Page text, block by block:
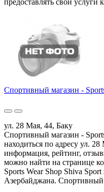
Спортивный магазин -
ул. 28 Мая, 44, Баку
Спортивный магазин -
находиться по адресу ул.
информация, рейтинг,
можно найти на странице
Sports Wear Shop Shiva
Азербайджана. Спортивный